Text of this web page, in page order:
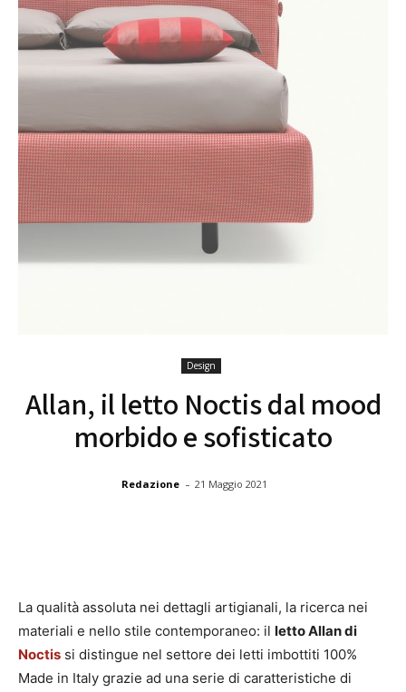
Design
Allan, il letto Noctis dal mood
morbido e sofisticato
Redazione - 21 Maggio 2021
La qualità assoluta nei dettagli artigianali, la ricerca nei
materiali e nello stile contemporaneo: il letto Allan di
Noctis si distingue nel settore dei letti imbottiti 100%
Made in Italy grazie ad una serie di caratteristiche di